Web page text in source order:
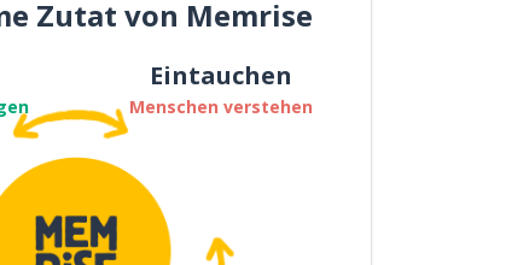
Zutat von Memrise
Eintauchen
Menschen verstehen